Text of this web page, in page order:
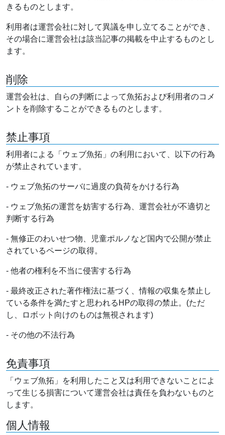
きるものとします。
利用者は運営会社に対して異議を申し立てることができ、
その場合に運営会社は該当記事の掲載を中止するものとし
ます。
削除
運営会社は、自らの判断によって魚拓および利用者のコメ
ントを削除することができるものとします。
禁止事項
利用者による「ウェブ魚拓」の利用において、以下の行為
が禁止されています。
- ウェブ魚拓のサーバに過度の負荷をかける行為
- ウェブ魚拓の運営を妨害する行為、運営会社が不適切と
判断する行為
- 無修正のわいせつ物、児童ポルノなど国内で公開が禁止
されているページの取得。
- 他者の権利を不当に侵害する行為
- 最終改正された著作権法に基づく、情報の収集を禁止し
ている条件を満たすと思われるHPの取得の禁止。(ただ
し、ロボット向けのものは無視されます)
- その他の不法行為
免責事項
「ウェブ魚拓」を利用したこと又は利用できないことによ
って生じる損害について運営会社は責任を負わないものと
します。
個人情報